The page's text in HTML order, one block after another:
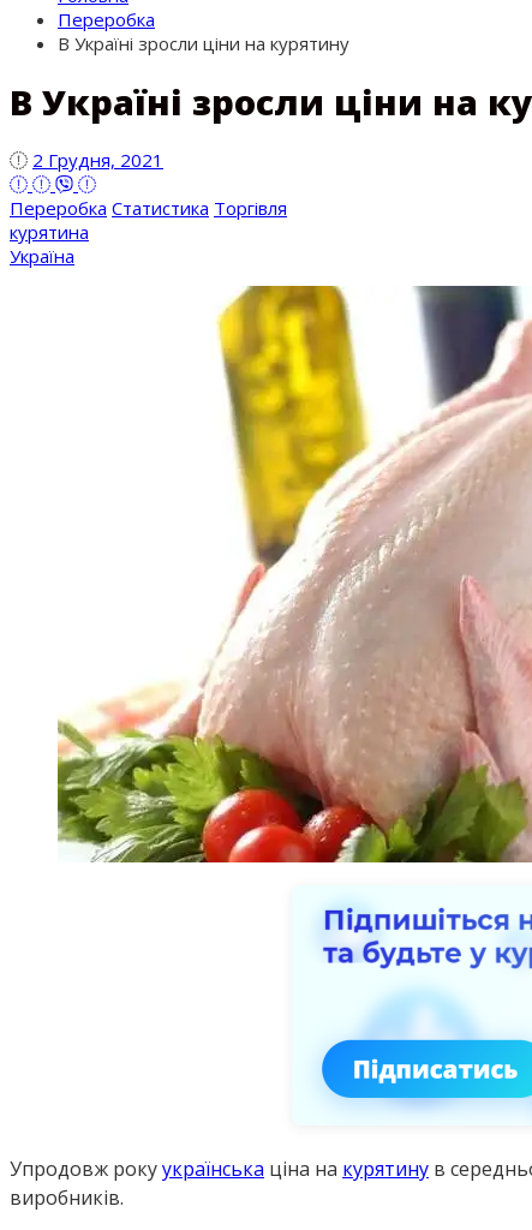
Переробка
В Україні зросли ціни на курятину
В Україні зросли ціни на
2 Грудня, 2021
Переробка Статистика Торгівля
курятина
Україна
Упродовж рокуукраїнська ціна на курятину в
виробників.